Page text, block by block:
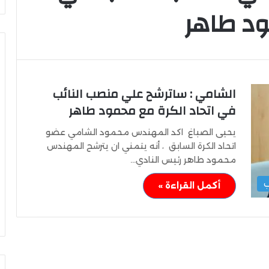
طاهر
الشامي : ساترشح علي منصب النائب
في اتحاد الكرة مع محمود طاهر
يحيى الصباغ اكد المهندس محمود الشامي عضو
اتحاد الكرة السابق ، أنه يتمني ان يترشح المهندس
محمود طاهر رئيس النادي…
أكمل القراءة »مواجهة ألانيا
التعليم
العالي:
إقبال
متزايد
على
تسجيل
رغبات
المرحلة
الإلكتروني
التعليم العالي: إقبال متزايد على
تسجيل رغبات المرحلة الأولى للتنسيق
الإلكتروني